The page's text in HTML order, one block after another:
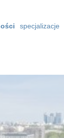
specjalizacje